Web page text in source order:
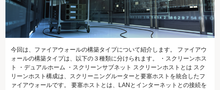
今回は、ファイアウォールの構築タイプについて紹介します。 ファイアウ
ォールの構築タイプは、以下の３種類に分けられます。 ・スクリーンホス
ト ・デュアルホーム ・スクリーンサブネット スクリーンホストとは スク
リーンホスト構成は、スクリーニングルーターと要塞ホストを統合したフ
ァイアウォールです。 要塞ホストとは、LANとインターネットとの接続を